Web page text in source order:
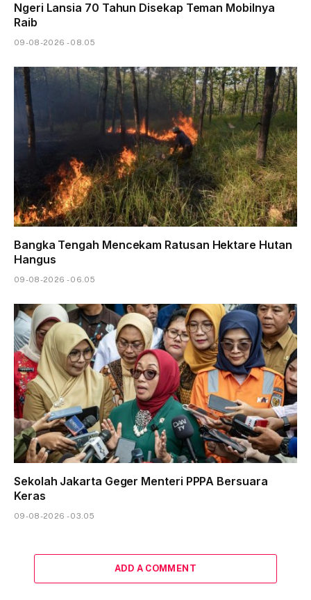
Ngeri Lansia 70 Tahun Disekap Teman Mobilnya
Raib
09-08-2026 - 08.05
Bangka Tengah Mencekam Ratusan Hektare Hutan
Hangus
09-08-2026 - 06.05
Sekolah Jakarta Geger Menteri PPPA Bersuara
Keras
09-08-2026 - 03.05
ADD A COMMENT